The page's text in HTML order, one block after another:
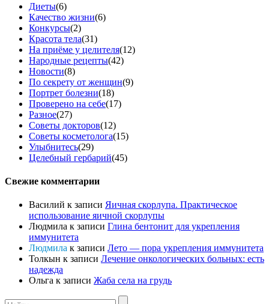
Диеты(6)
Качество жизни(6)
Конкурсы(2)
Красота тела(31)
На приёме у целителя(12)
Народные рецепты(42)
Новости(8)
По секрету от женщин(9)
Портрет болезни(18)
Проверено на себе(17)
Разное(27)
Советы докторов(12)
Советы косметолога(15)
Улыбнитесь(29)
Целебный гербарий(45)
Свежие комментарии
Василий к записи Яичная скорлупа. Практическое
использование яичной скорлупы
Людмила к записи Глина бентонит для укрепления
иммунитета
Людмила к записи Лето — пора укрепления иммунитета
Толкын к записи Лечение онкологических больных: есть
надежда
Ольга к записи Жаба села на грудь